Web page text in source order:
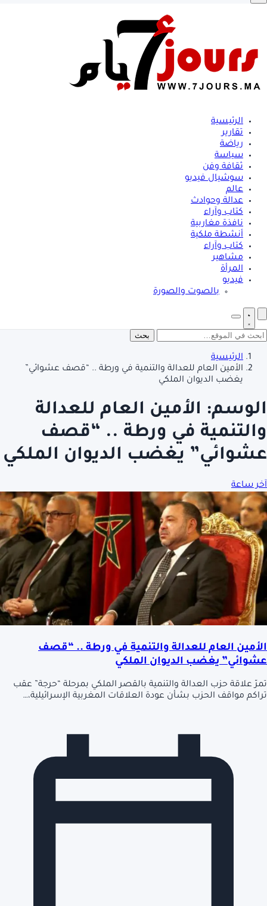
الرئيسية
تقارير
رياضة
سياسة
ثقافة وفن
سوشيال فيديو
عالم
عدالة وحوادث
كتاب وآراء
نافذة مغاربية
أنشطة ملكية
كتاب وآراء
مشاهير
المرأة
فيديو
بالصوت والصورة
بحث
الرئيسية
الأمين العام للعدالة والتنمية في ورطة .. “قصف عشوائي”
يغضب الديوان الملكي‎‎
الوسم: الأمين العام للعدالة
والتنمية في ورطة .. “قصف
عشوائي” يغضب الديوان الملكي‎‎
آخر ساعة
الأمين العام للعدالة والتنمية في ورطة .. “قصف
عشوائي” يغضب الديوان الملكي‎‎
تمرّ علاقة حزب العدالة والتنمية بالقصر الملكي بمرحلة “حرجة” عقب
تراكم مواقف الحزب بشأن عودة العلاقات المغربية الإسرائيلية،…